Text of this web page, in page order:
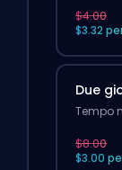
$4.00
$3.32
Due
Tempo
$8.00
$3.00